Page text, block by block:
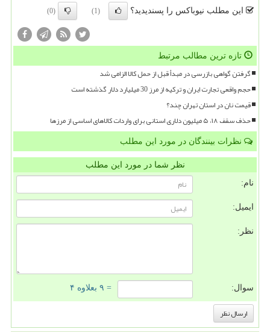
این مطلب نیوباکس را پسندیدید؟ (1)
(0)
تازه ترین مطالب مرتبط
گرفتن گواهی بازرسی در مبدأ قبل از حمل کالا الزامی شد
حجم واقعی تجارت ایران و ترکیه از مرز 30 میلیارد دلار گذشته است
قیمت نان در استان تهران چند؟
حذف سقف ۱۸، ۵ میلیون دلاری استانی برای واردات کالاهای اساسی از مرزها
نظرات بینندگان در مورد این مطلب
نظر شما در مورد این مطلب
نام:
ایمیل:
نظر:
سوال: = ۹ بعلاوه ۴